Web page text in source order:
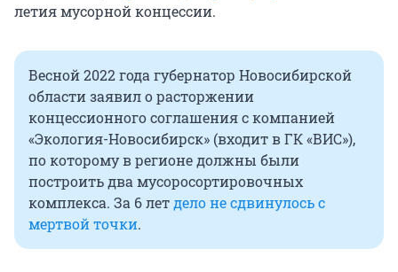
летия мусорной концессии.
Весной 2022 года губернатор Новосибирской
области заявил о расторжении
концессионного соглашения с компанией
«Экология-Новосибирск» (входит в ГК «ВИС»),
по которому в регионе должны были
построить два мусоросортировочных
комплекса. За 6 летдело не сдвинулось с
мертвой точки.